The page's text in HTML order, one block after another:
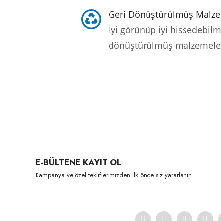
Geri Dönüştürülmüş
İyi görünüp iyi
dönüştürülmüş
Ürün açıklamasında eksik bilgiler bulunuyor.
Ürün bilgilerinde hatalar bulunuyor.
E-BÜLTENE KAYIT OL
Kampanya ve özel tekliflerimizden ilk önce siz yararlanın.